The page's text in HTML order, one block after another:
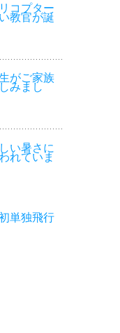
コプター
教官が誕
がご家族
みまし
い暑さに
れていま
単独飛行